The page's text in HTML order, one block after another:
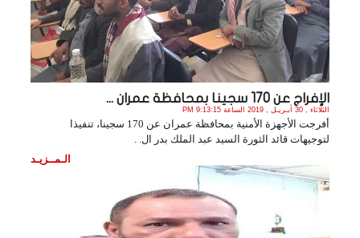
الإفراج عن 170 سجينا بمحافظة عمران ...
الثلاثاء , 30 أبـريـل , 2019 الساعة 9:13:15 PM
أفرجت الأجهزة الأمنية بمحافظة عمران عن 170 سجينا، تنفيذا
لتوجيهات قائد الثورة السيد عبد الملك بدر ال. .
الـمــزيـد